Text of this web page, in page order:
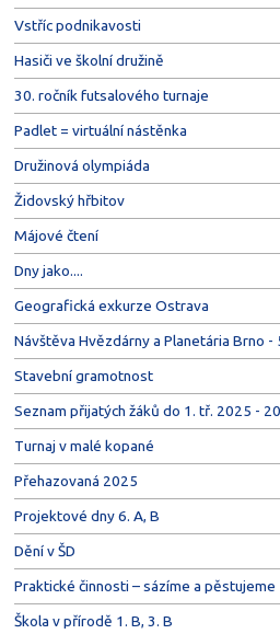
Vstříc podnikavosti
Hasiči ve školní družině
30. ročník futsalového turnaje
Padlet = virtuální nástěnka
Družinová olympiáda
Židovský hřbitov
Májové čtení
Dny jako....
Geografická exkurze Ostrava
Návštěva Hvězdárny a Planetária Brno -
Stavební gramotnost
Seznam přijatých žáků do 1. tř. 2025 -
Turnaj v malé kopané
Přehazovaná 2025
Projektové dny 6. A, B
Dění v ŠD
Praktické činnosti – sázíme a pěstujeme
Škola v přírodě 1. B, 3. B